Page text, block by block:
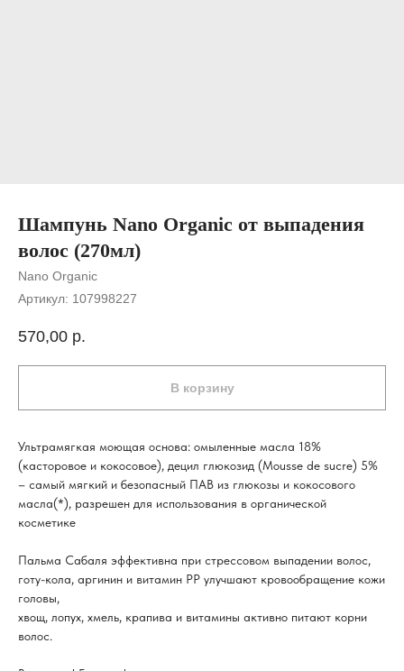
Шампунь Nano Organic от выпадения
волос (270мл)
Nano Organic
Артикул: 107998227
570,00 р.
В корзину
Ультрамягкая моющая основа: омыленные масла 18%
(касторовое и кокосовое), децил глюкозид (Mousse de sucre) 5%
– самый мягкий и безопасный ПАВ из глюкозы и кокосового
масла(*), разрешен для использования в органической
косметике
Пальма Сабаля эффективна при стрессовом выпадении волос,
готу-кола, аргинин и витамин РР улучшают кровообращение кожи
головы,
хвощ, лопух, хмель, крапива и витамины активно питают корни
волос.